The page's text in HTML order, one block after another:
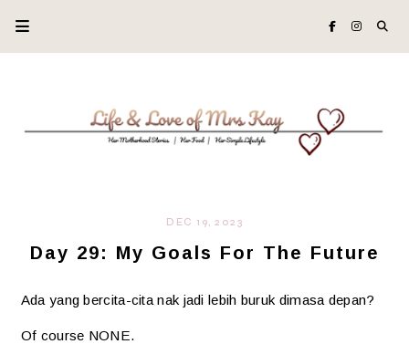
DEC 19, 2023
Day 29: My Goals For The Future
Ada yang bercita-cita nak jadi lebih buruk dimasa depan?
Of course NONE.